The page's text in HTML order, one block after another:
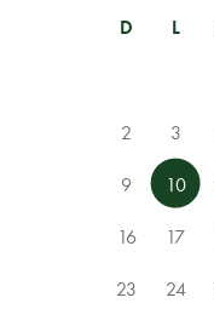
D
L
2 3
9 10
16 17
23 24